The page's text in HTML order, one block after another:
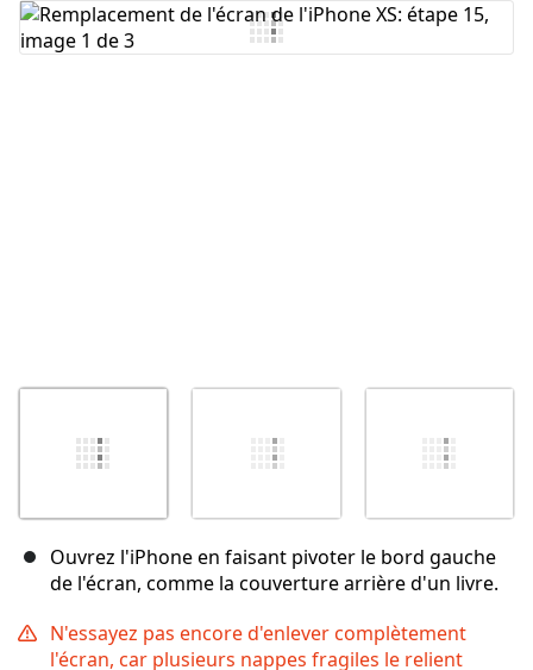
Ajouter un commentaire
Ouvrez l'iPhone en faisant pivoter le bord gauche
de l'écran, comme la couverture arrière d'un livre.
N'essayez pas encore d'enlever complètement
l'écran, car plusieurs nappes fragiles le relient